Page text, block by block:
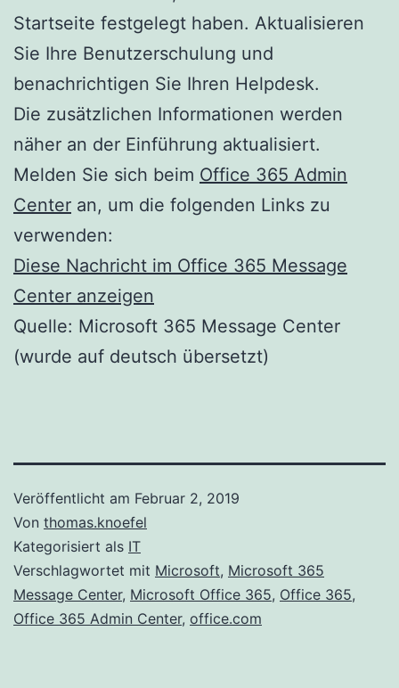
Startseite festgelegt haben. Aktualisieren
Sie Ihre Benutzerschulung und
benachrichtigen Sie Ihren Helpdesk.
Die zusätzlichen Informationen werden
näher an der Einführung aktualisiert.
Melden Sie sich beim Office 365 Admin
Center an, um die folgenden Links zu
verwenden:
Diese Nachricht im Office 365 Message
Center anzeigen
Quelle: Microsoft 365 Message Center
(wurde auf deutsch übersetzt)
Veröffentlicht am Februar 2, 2019
Von thomas.knoefel
Kategorisiert als IT
Verschlagwortet mit Microsoft, Microsoft 365
Message Center, Microsoft Office 365, Office 365,
Office 365 Admin Center, office.com